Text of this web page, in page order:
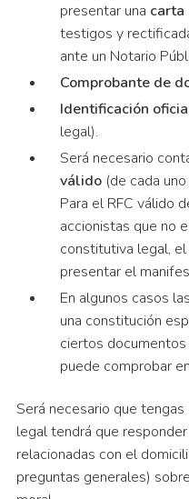
presentar una carta
testigos y
ante un Notario
Comprobante de
Identificación
legal).
Será necesario
válido (de cada
Para el RFC válido
accionistas que no
constitutiva legal,
presentar el
En algunos casos
una constitución
ciertos
puede comprobar
Será necesario que
legal tendrá que
relacionadas con el
preguntas generales)